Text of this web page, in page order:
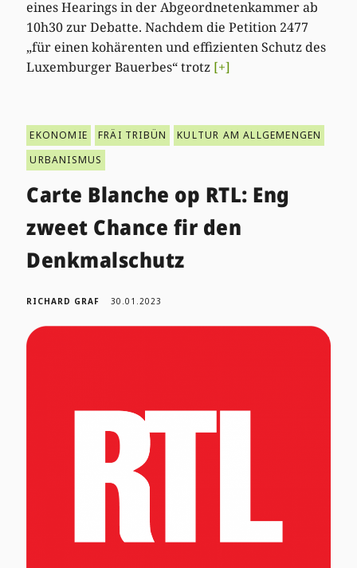
eines Hearings in der Abgeordnetenkammer ab
10h30 zur Debatte. Nachdem die Petition 2477
„für einen kohärenten und effizienten Schutz des
Luxemburger Bauerbes“ trotz [+]
EKONOMIE FRÄI TRIBÜN
KULTUR AM ALLGEMENGEN
URBANISMUS
Carte Blanche op RTL: Eng
zweet Chance fir den
Denkmalschutz
RICHARD GRAF 30.01.2023